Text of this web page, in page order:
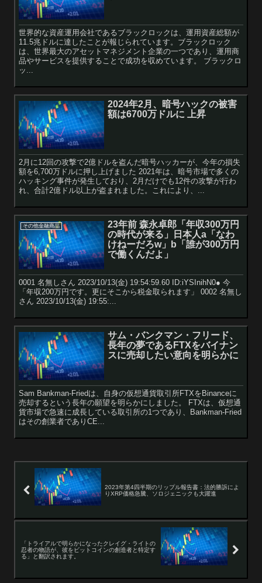
世界的な資産運用会社であるブラックロックは、運用資産総額が
11.5兆ドルに達したことが報じられています。ブラックロック
は、世界最大のアセットマネジメント企業の一つであり、運用商
品やサービスを提供することで成功を収めています。 ブラックロ
ッ...
2024年2月、暗号ハックの被害
額は6700万ドルに 上昇
2月に12回の攻撃で2億ドルを盗んだ暗号ハッカーが、今年の損失
額を6,700万ドルに押し上げました 2021年は、暗号市場で多くの
ハッキング事件が発生しており、2月だけでも12件の攻撃が行わ
れ、合計2億ドル以上が盗まれました。これにより、...
その他金融商品
23年前 森永卓郎「年収300万円
の時代が来る」日本人a「なわ
けねーだろw」b「誰が300万円
で働くんだよ」
0001 名無しさん 2023/10/13(金) 19:54:59.60 ID:iYSInihN0● 今
「年収200万円です。更にそこから税金取られます」 0002 名無し
さん 2023/10/13(金) 19:55:...
サム・バンクマン・フリード、
長年の夢であるFTXをバイナン
スに売却したい意向を明らかに
Sam Bankman-Friedは、自身の仮想通貨取引所FTXをBinanceに
売却するという長年の願望を明らかにしました。 FTXは、仮想通
貨市場で急速に成長している取引所の1つであり、Bankman-Fried
はその創業者でありCE...
2023年第4四半期のリップル報告書：法的勝訴によ
りXRP価格急騰、ソロジェニックも大躍進
「トライアルで明らかになったクレイグ・ライトの
忍者の物語が、彼をビットコインの創造者と特定す
る」と翻訳されます。